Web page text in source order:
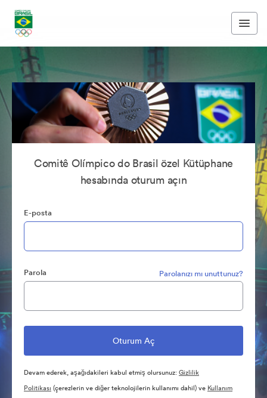
Comitê Olímpico do Brasil özel Kütüphane
hesabında oturum açın
E-posta
Parola Parolanızı mı unuttunuz?
Devam ederek, aşağıdakileri kabul etmiş olursunuz:Gizlilik
Politikası (çerezlerin ve diğer teknolojilerin kullanımı dahil) ve Kullanım